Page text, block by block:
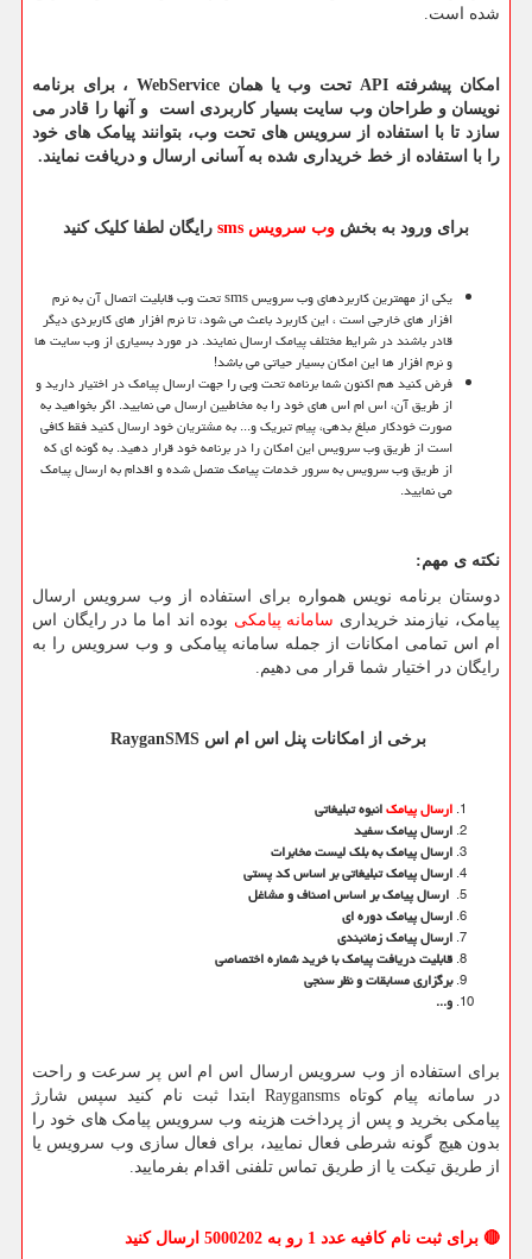
شده است.
امکان پیشرفته APIتحت وب یا همان WebService ، برای برنامه
نویسان و طراحان وب سایت بسیار کاربردی است و آنها را قادر می
سازد تا با استفاده از سرویس های تحت وب، بتوانند پیامک های خود
را با استفاده از خط خریداری شده به آسانی ارسال و دریافت نمایند.
برای ورود به بخش وب سرویس sms رایگان لطفا کلیک کنید
یکی از مهمترین کاربردهای وب سرویسsmsتحت وب قابلیت اتصال آن به نرم
افزار های خارجی است ، این کاربرد باعث می شود، تا نرم افزار های کاربردی دیگر
قادر باشند در شرایط مختلف پیامک ارسال نمایند. در مورد بسیاری از وب سایت ها
و نرم افزار ها این امکان بسیار حیاتی می باشد!
فرض کنید هم اکنون شما برنامه تحت وبی را جهت ارسال پیامک در اختیار دارید و
از طریق آن، اس ام اس های خود را به مخاطبین ارسال می نمایید. اگر بخواهید به
صورت خودکار مبلغ بدهی، پیام تبریک و... به مشتریان خود ارسال کنید فقط کافی
است از طریق وب سرویس این امکان را در برنامه خود قرار دهید. به گونه ای که
از طریق وب سرویس به سرور خدمات پیامک متصل شده و اقدام به ارسال پیامک
می نمایید.
نکته ی مهم:
دوستان برنامه نویس همواره برای استفاده از وب سرویس ارسال
پیامک، نیازمند خریداری سامانه پیامکی بوده اند اما ما در رایگان اس
ام اس تمامی امکانات از جمله سامانه پیامکی و وب سرویس را به
رایگان در اختیار شما قرار می دهیم.
برخی از امکانات پنل اس ام اس RayganSMS
ارسال پیامکانبوه تبلیغاتی
ارسال پیامک سفید
ارسال پیامک به بلک لیست مخابرات
ارسال پیامک تبلیغاتی بر اساس کد پستی
ارسال پیامک بر اساس اصناف و مشاغل
ارسال پیامک دوره ای
ارسال پیامک زمانبندی
قابلیت دریافت پیامک با خرید شماره اختصاصی
برگزاری مسابقات و نظر سنجی
و.
..
برای استفاده از وب سرویس ارسال اس ام اس پر سرعت و راحت
در سامانه پیام کوتاه Raygansms ابتدا ثبت نام کنید سپس شارژ
پیامکی بخرید و پس از پرداخت هزینه وب سرویس پیامک های خود را
بدون هیچ گونه شرطی فعال نمایید، برای فعال سازی وب سرویس یا
از طریق تیکت یا از طریق تماس تلفنی اقدام بفرمایید.
🔴 برای ثبت نام کافیه عدد 1 رو به 5000202 ارسال کنید